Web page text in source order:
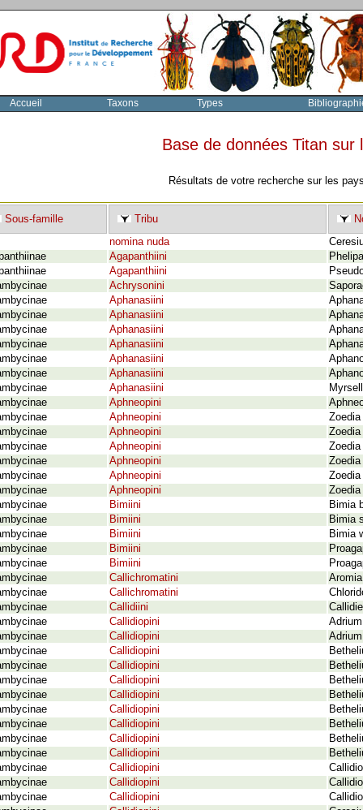
Accueil Taxons Types
Base de données Titan
Résultats de votre recherche sur les
Sous-famille Tribu
nomina nuda
Agapanthiini
Agapanthiini
Achrysonini
Aphanasiini
Aphanasiini
Aphanasiini
Aphanasiini
Aphanasiini
Aphanasiini
Aphanasiini
Aphneopini
Aphneopini
Aphneopini
Aphneopini
Aphneopini
Aphneopini
Aphneopini
Bimiini
Bimia
Bimiini
Bimia
Bimiini
Bimia
Bimiini
Bimiini
Callichromatini
Callichromatini
Callidiini
Callidiopini
Callidiopini
Callidiopini
Callidiopini
Callidiopini
Callidiopini
Callidiopini
Callidiopini
Callidiopini
Callidiopini
Callidiopini
Callidiopini
Callidiopini